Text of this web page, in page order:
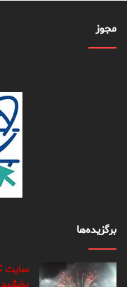
مجوز
برگزیده‌ها